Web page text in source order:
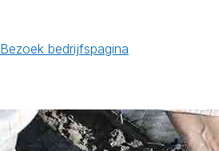
Bezoek bedrijfspagina